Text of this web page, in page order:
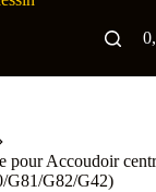
pour Accoudoir
G81/G82/G42)